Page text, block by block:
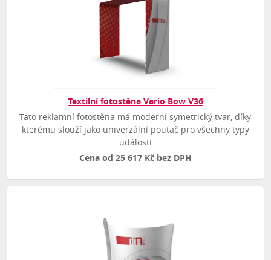
Textilní fotostěna Vario Bow V36
Tato reklamní fotostěna má moderní symetrický tvar, díky
kterému slouží jako univerzální poutač pro všechny typy
událostí
Cena od 25 617 Kč bez DPH